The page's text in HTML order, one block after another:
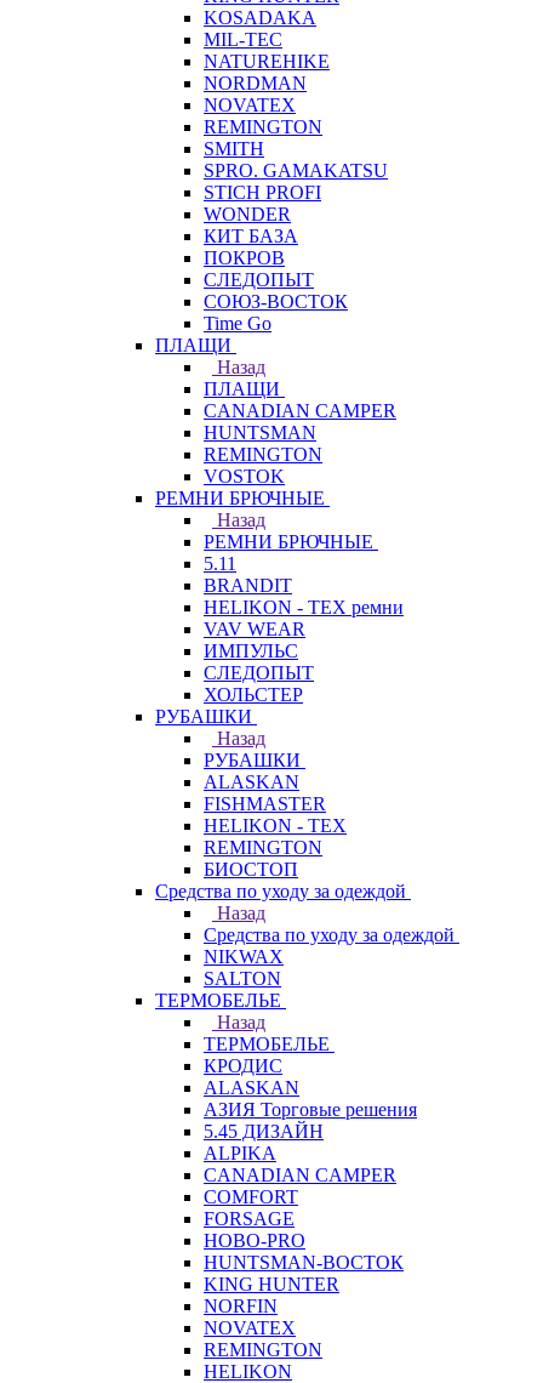
KOSADAKA
MIL-TEC
NATUREHIKE
NORDMAN
NOVATEX
REMINGTON
SMITH
SPRO. GAMAKATSU
STICH PROFI
WONDER
КИТ БАЗА
ПОКРОВ
СЛЕДОПЫТ
СОЮЗ-ВОСТОК
Time Go
ПЛАЩИ
Назад
ПЛАЩИ
CANADIAN CAMPER
HUNTSMAN
REMINGTON
VOSTOK
РЕМНИ БРЮЧНЫЕ
Назад
РЕМНИ БРЮЧНЫЕ
5.11
BRANDIT
HELIKON - TEX ремни
VAV WEAR
ИМПУЛЬС
СЛЕДОПЫТ
ХОЛЬСТЕР
РУБАШКИ
Назад
РУБАШКИ
ALASKAN
FISHMASTER
HELIKON - TEX
REMINGTON
БИОСТОП
Средства по уходу за одеждой
Назад
Средства по уходу за одеждой
NIKWAX
SALTON
ТЕРМОБЕЛЬЕ
Назад
ТЕРМОБЕЛЬЕ
КРОДИС
ALASKAN
АЗИЯ Торговые решения
5.45 ДИЗАЙН
ALPIKA
CANADIAN CAMPER
COMFORT
FORSAGE
HOBO-PRO
HUNTSMAN-ВОСТОК
KING HUNTER
NORFIN
NOVATEX
REMINGTON
HELIKON